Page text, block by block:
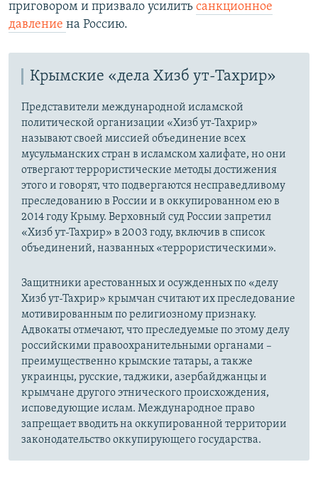
приговором и призвало усилить санкционное
давление на Россию.
Крымские «дела Хизб ут-Тахрир»
Представители международной исламской
политической организации «Хизб ут-Тахрир»
называют своей миссией объединение всех
мусульманских стран в исламском халифате, но они
отвергают террористические методы достижения
этого и говорят, что подвергаются несправедливому
преследованию в России и в оккупированном ею в
2014 году Крыму. Верховный суд России запретил
«Хизб ут-Тахрир» в 2003 году, включив в список
объединений, названных «террористическими».
Защитники арестованных и осужденных по «делу
Хизб ут-Тахрир» крымчан считают их преследование
мотивированным по религиозному признаку.
Адвокаты отмечают, что преследуемые по этому делу
российскими правоохранительными органами –
преимущественно крымские татары, а также
украинцы, русские, таджики, азербайджанцы и
крымчане другого этнического происхождения,
исповедующие ислам. Международное право
запрещает вводить на оккупированной территории
законодательство оккупирующего государства.